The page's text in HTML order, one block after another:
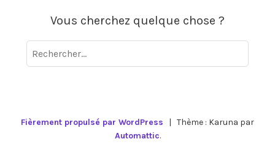
Vous cherchez quelque chose ?
Fièrement propulsé par WordPress | Thème : Karuna par
Automattic.